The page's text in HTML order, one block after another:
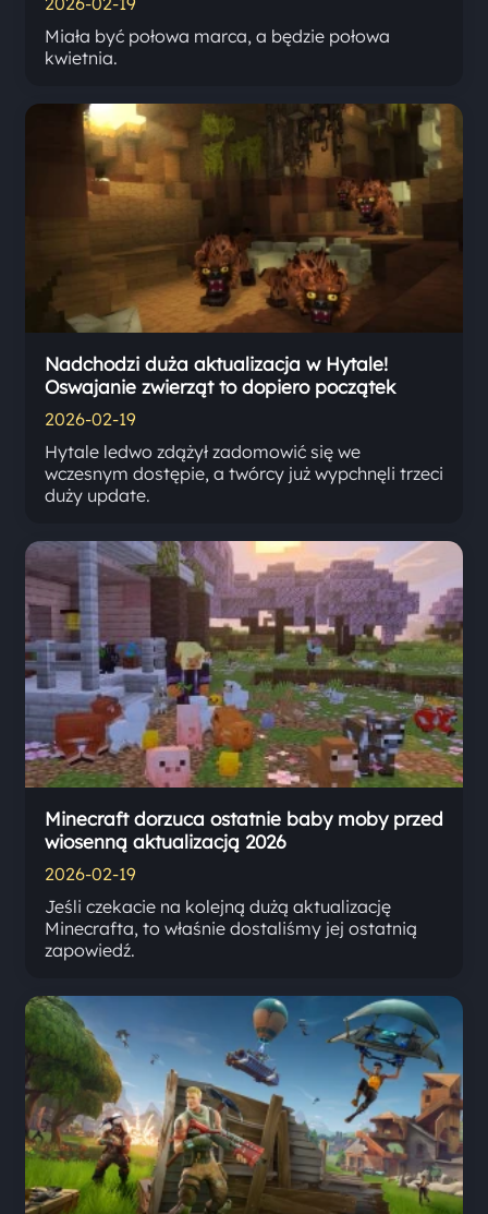
Miała być połowa marca, a będzie połowa
kwietnia.
Nadchodzi duża aktualizacja w Hytale!
Oswajanie zwierząt to dopiero początek
2026-02-19
Hytale ledwo zdążył zadomowić się we
wczesnym dostępie, a twórcy już wypchnęli trzeci
duży update.
Minecraft dorzuca ostatnie baby moby przed
wiosenną aktualizacją 2026
2026-02-19
Jeśli czekacie na kolejną dużą aktualizację
Minecrafta, to właśnie dostaliśmy jej ostatnią
zapowiedź.